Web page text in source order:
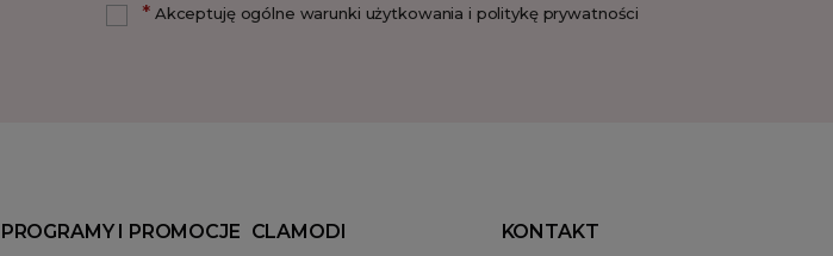
*Akceptuję ogólne warunki użytkowania i politykę prywatności
PROGRAMY I PROMOCJE CLAMODI
KONTAKT